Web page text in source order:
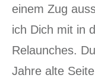
einem Zug
ich Dich mit in
Relaunches.
Jahre alte